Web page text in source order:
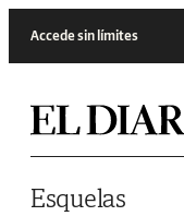
Accede sin límites
Esquelas